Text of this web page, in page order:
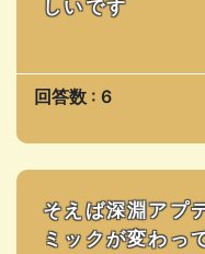
しいです
回答数 : 6
そえば深淵アプ
ミックが変わっ